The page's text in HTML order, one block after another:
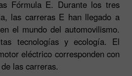
Fórmula E. Durante los tres
las carreras E han llegado a
el mundo del automovilismo.
tecnologías y ecología. El
eléctrico corresponden con
las carreras.